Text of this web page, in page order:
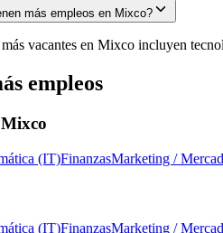
más empleos en Mixco?
vacantes en Mixco incluyen
empleos
Mixco
(IT)FinanzasMarketing /
(IT)FinanzasMarketing /